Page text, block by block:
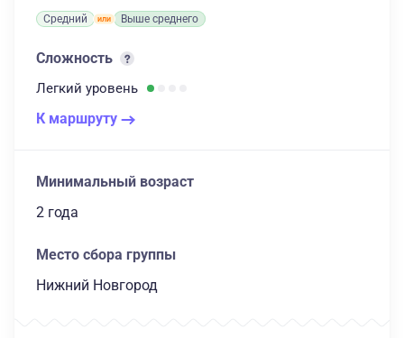
Средний Выше среднего
Сложность
Легкий уровень
К маршруту
Минимальный возраст
2 года
Место сбора группы
Нижний Новгород